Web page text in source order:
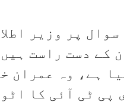
پر وزیر
کے دست راست
ہے، وہ عمران
ٹی آئی کا